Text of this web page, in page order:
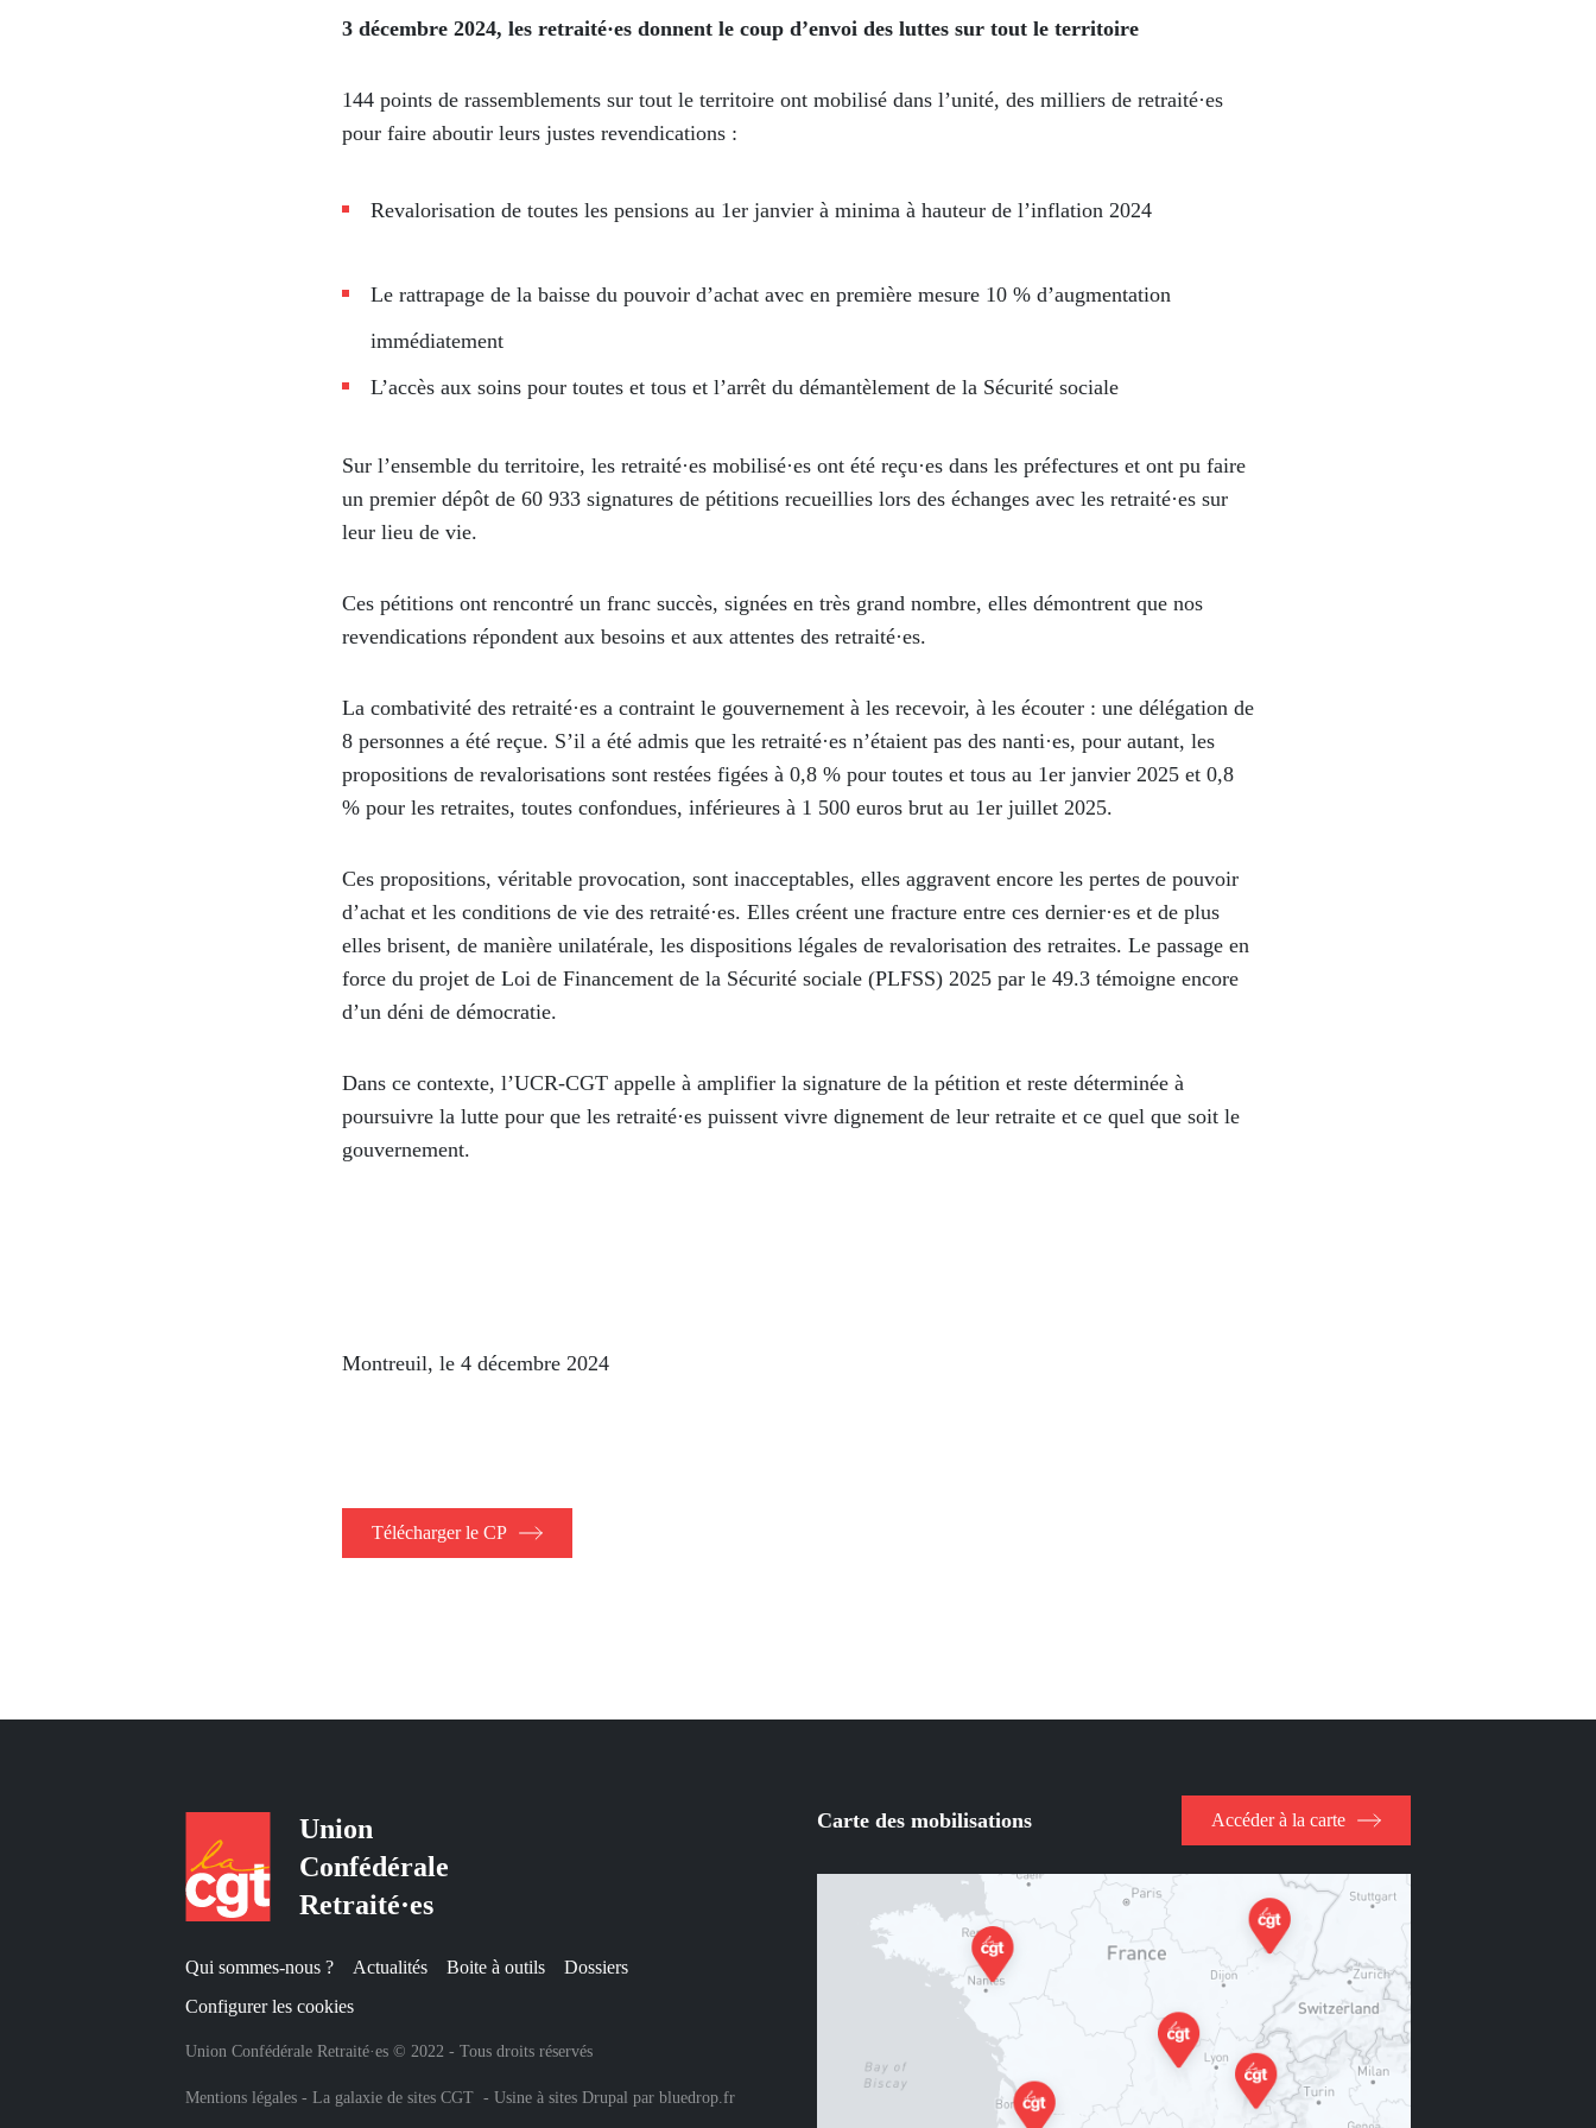
3 décembre 2024, les retraité·es donnent le coup d’envoi des luttes sur tout le territoire
144 points de rassemblements sur tout le territoire ont mobilisé dans l’unité, des milliers de retraité·es
pour faire aboutir leurs justes revendications :
Revalorisation de toutes les pensions au 1er janvier à minima à hauteur de l’inflation 2024
Le rattrapage de la baisse du pouvoir d’achat avec en première mesure 10 % d’augmentation
immédiatement
L’accès aux soins pour toutes et tous et l’arrêt du démantèlement de la Sécurité sociale
Sur l’ensemble du territoire, les retraité·es mobilisé·es ont été reçu·es dans les préfectures et ont pu faire
un premier dépôt de 60 933 signatures de pétitions recueillies lors des échanges avec les retraité·es sur
leur lieu de vie.
Ces pétitions ont rencontré un franc succès, signées en très grand nombre, elles démontrent que nos
revendications répondent aux besoins et aux attentes des retraité·es.
La combativité des retraité·es a contraint le gouvernement à les recevoir, à les écouter : une délégation de
8 personnes a été reçue. S’il a été admis que les retraité·es n’étaient pas des nanti·es, pour autant, les
propositions de revalorisations sont restées figées à 0,8 % pour toutes et tous au 1er janvier 2025 et 0,8
% pour les retraites, toutes confondues, inférieures à 1 500 euros brut au 1er juillet 2025.
Ces propositions, véritable provocation, sont inacceptables, elles aggravent encore les pertes de pouvoir
d’achat et les conditions de vie des retraité·es. Elles créent une fracture entre ces dernier·es et de plus
elles brisent, de manière unilatérale, les dispositions légales de revalorisation des retraites. Le passage en
force du projet de Loi de Financement de la Sécurité sociale (PLFSS) 2025 par le 49.3 témoigne encore
d’un déni de démocratie.
Dans ce contexte, l’UCR-CGT appelle à amplifier la signature de la pétition et reste déterminée à
poursuivre la lutte pour que les retraité·es puissent vivre dignement de leur retraite et ce quel que soit le
gouvernement.
Montreuil, le 4 décembre 2024
Télécharger le CP
Union
Confédérale
Retraité·es
Qui sommes-nous ? Actualités Boite à outils
Dossiers
Configurer les cookies
Union Confédérale Retraité·es © 2022 - Tous droits réservés
Mentions légales - La galaxie de sites CGT - Usine à sites Drupal par bluedrop.fr
Carte des mobilisations Accéder à la carte